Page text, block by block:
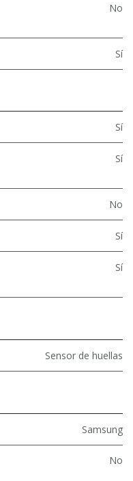
No
Sí
Sí
Sí
No
Sí
Sí
Sensor de huellas
Samsung
No